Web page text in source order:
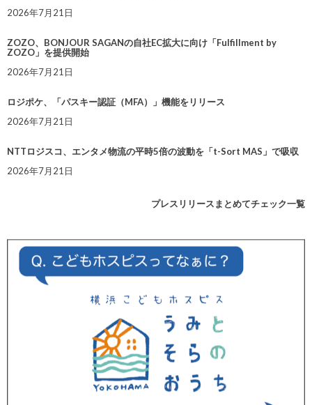
2026年7月21日
ZOZO、BONJOUR SAGANの自社EC拡大に向け「Fulfillment by
ZOZO」を提供開始
2026年7月21日
ロジポケ、「パスキー認証（MFA）」機能をリリース
2026年7月21日
NTTロジスコ、エンタメ物流の平時5倍の波動を「t-Sort MAS」で吸収
2026年7月21日
プレスリリースまとめてチェック一覧